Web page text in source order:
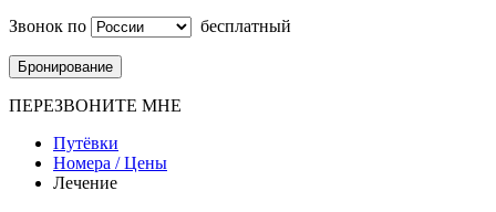
Звонок по
бесплатный
Бронирование
ПЕРЕЗВОНИТЕ МНЕ
Путёвки
Номера / Цены
Лечение